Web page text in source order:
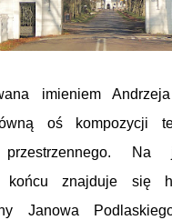
imieniem Andrzeja
oś kompozycji
przestrzennego. Na
końcu znajduje się
Janowa